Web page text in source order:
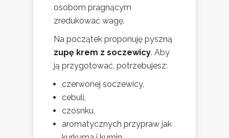
osobom pragnącym
zredukować wagę.
Na początek proponuję pyszną
zupę krem z soczewicy. Aby
ją przygotować, potrzebujesz:
czerwonej soczewicy,
cebuli,
czosnku,
aromatycznych przypraw jak